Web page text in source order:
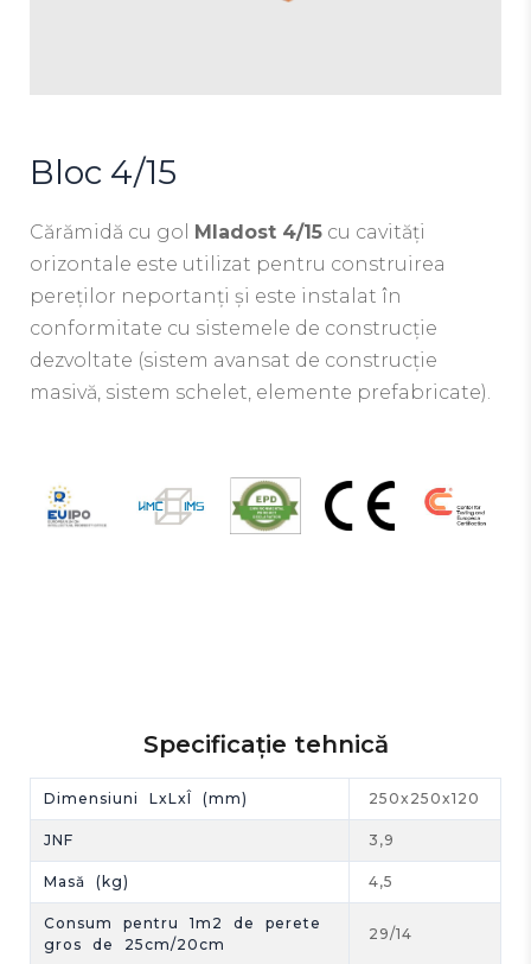
Bloc 4/15
Cărămidă cu gol Mladost 4/15 cu cavități
orizontale este utilizat pentru construirea
pereților neportanți și este instalat în
conformitate cu sistemele de construcție
dezvoltate (sistem avansat de construcție
masivă, sistem schelet, elemente prefabricate).
Specificație tehnică
Dimensiuni LxLxÎ (mm) 250x250x120
JNF 3,9
Masă (kg) 4,5
Consum pentru 1m2 de perete
gros de 25cm/20cm
29/14